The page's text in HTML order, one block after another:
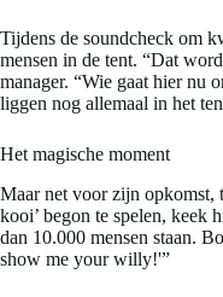
Tijdens de soundcheck om
mensen in de tent. “Dat
manager. “Wie gaat hier nu
liggen nog allemaal in het
Het magische moment
Maar net voor zijn opkomst,
kooi’ begon te spelen, keek
dan 10.000 mensen staan.
show me your willy!'”